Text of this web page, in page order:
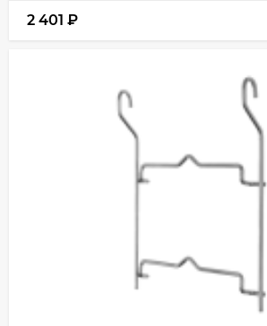
2 401 ₽